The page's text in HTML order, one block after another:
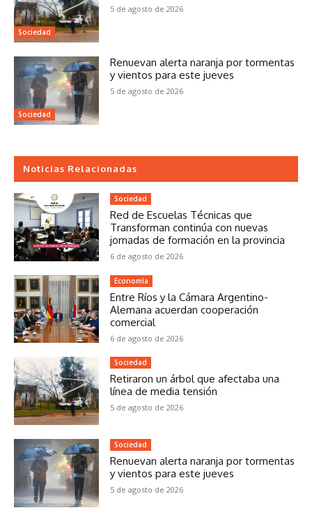
Sociedad
5 de agosto de 2026
Sociedad
Renuevan alerta naranja por tormentas
y vientos para este jueves
5 de agosto de 2026
Noticias Relacionadas
Sociedad
Red de Escuelas Técnicas que
Transforman continúa con nuevas
jornadas de formación en la provincia
6 de agosto de 2026
Economía
Entre Ríos y la Cámara Argentino-
Alemana acuerdan cooperación
comercial
6 de agosto de 2026
Sociedad
Retiraron un árbol que afectaba una
línea de media tensión
5 de agosto de 2026
Sociedad
Renuevan alerta naranja por tormentas
y vientos para este jueves
5 de agosto de 2026